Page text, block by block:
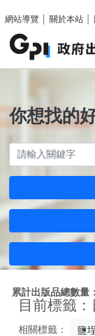
網站導覽
關於本站
你想找的
累計出版品總數量
目前標籤
相關標籤： 鹽